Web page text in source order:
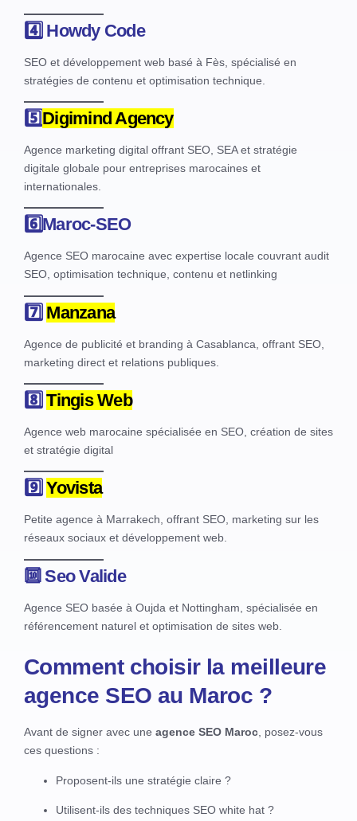
4️⃣ Howdy Code
SEO et développement web basé à Fès, spécialisé en
stratégies de contenu et optimisation technique.
5️⃣Digimind Agency
Agence marketing digital offrant SEO, SEA et stratégie
digitale globale pour entreprises marocaines et
internationales.
6️⃣Maroc‑SEO
Agence SEO marocaine avec expertise locale couvrant audit
SEO, optimisation technique, contenu et netlinking
7️⃣ Manzana
Agence de publicité et branding à Casablanca, offrant SEO,
marketing direct et relations publiques.
8️⃣ Tingis Web
Agence web marocaine spécialisée en SEO, création de sites
et stratégie digital
9️⃣Yovista
Petite agence à Marrakech, offrant SEO, marketing sur les
réseaux sociaux et développement web.
🔟Seo Valide
Agence SEO basée à Oujda et Nottingham, spécialisée en
référencement naturel et optimisation de sites web.
Comment choisir la meilleure
agence SEO au Maroc ?
Avant de signer avec une agence SEO Maroc, posez-vous
ces questions :
Proposent-ils une stratégie claire ?
Utilisent-ils des techniques SEO white hat ?